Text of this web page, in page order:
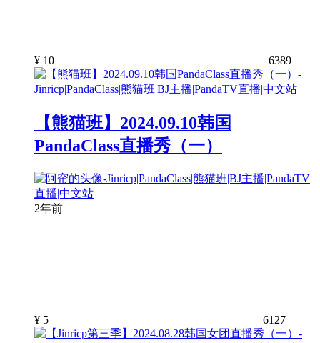
¥ 10 6389
【熊猫班】2024.09.10韩国
PandaClass直播秀（一）
2年前
¥ 5 6127